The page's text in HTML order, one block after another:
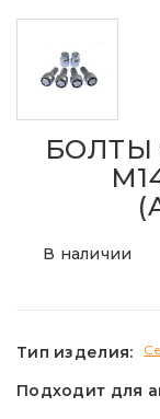
БОЛТЫ
В наличии
Тип изделия:
Подходит для